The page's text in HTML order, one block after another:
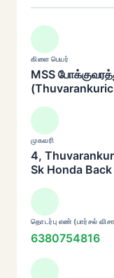
கிளை பெயர்
MSS
முகவரி
4,
Sk Honda Back
தொடர்பு எண் (பார்சல்
6380754816